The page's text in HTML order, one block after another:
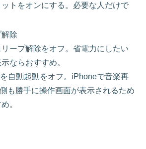
トをオンにする。必要な人だけで
除
ープ解除をオフ。省電力にしたい
ならおすすめ。
自動起動をオフ。iPhoneで音楽再
も勝手に操作画面が表示されるため
。